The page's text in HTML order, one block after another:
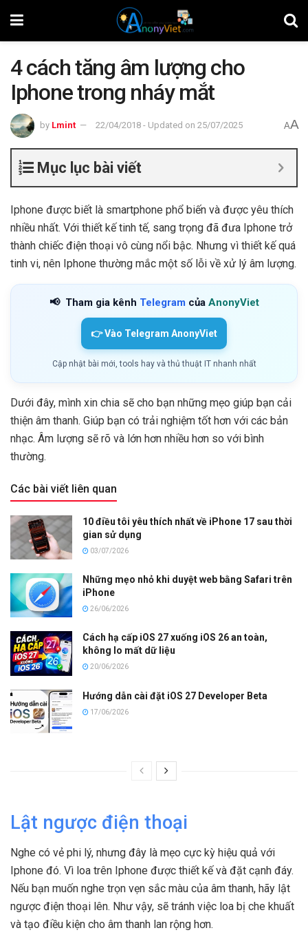
4 cách tăng âm lượng cho
Iphone trong nháy mắt
by Lmint 22/04/2018 - Updated on 25/07/2025 AA
Mục lục bài viết
Iphone được biết là smartphone phổ biến và được yêu thích
nhiều nhất. Với thiết kế tinh tế, sang trọng đã đưa Iphone trở
thành chiếc điện thoại vô cùng nổi bậc. Nhưng vì thiết kế quá
tinh vi, nên Iphone thường mắc một số lỗi về xử lý âm lượng.
📢 Tham gia kênh Telegram của AnonyViet
👉 Vào Telegram AnonyViet
Cập nhật bài mới, tools hay và thủ thuật IT nhanh nhất
Dưới đây, mình xin chia sẽ cho bạn những mẹo giúp bạn cải
thiện âm thanh. Giúp bạn có trải nghiệm tốt hơn với các bản
nhạc. Âm lượng sẽ rõ và lớn hơn nhiều hơn so với bình
thường.
Các bài viết liên quan
10 điều tôi yêu thích nhất về iPhone 17 sau thời
gian sử dụng
03/07/2026
Những mẹo nhỏ khi duyệt web bằng Safari trên
iPhone
26/06/2026
Cách hạ cấp iOS 27 xuống iOS 26 an toàn,
không lo mất dữ liệu
20/06/2026
Hướng dẫn cài đặt iOS 27 Developer Beta
17/06/2026
Lật ngược điện thoại
Nghe có vẻ phi lý, nhưng đây là mẹo cực kỳ hiệu quả với
Iphone đó. Vì loa trên Iphone được thiết kế và đặt cạnh đáy.
Nếu bạn muốn nghe trọn vẹn sắc màu của âm thanh, hãy lật
ngược điện thoại lên. Như vậy, sẽ tránh việc loa bị che khuất
và tạo điều kiện cho âm thanh lan rộng hơn.